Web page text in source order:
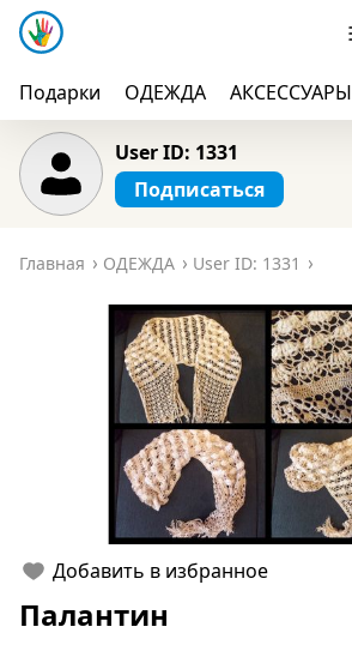
Подарки ОДЕЖДА АКСЕССУАРЫ
User ID: 1331
Подписаться
Главная ОДЕЖДА User ID: 1331
Добавить в избранное
Палантин